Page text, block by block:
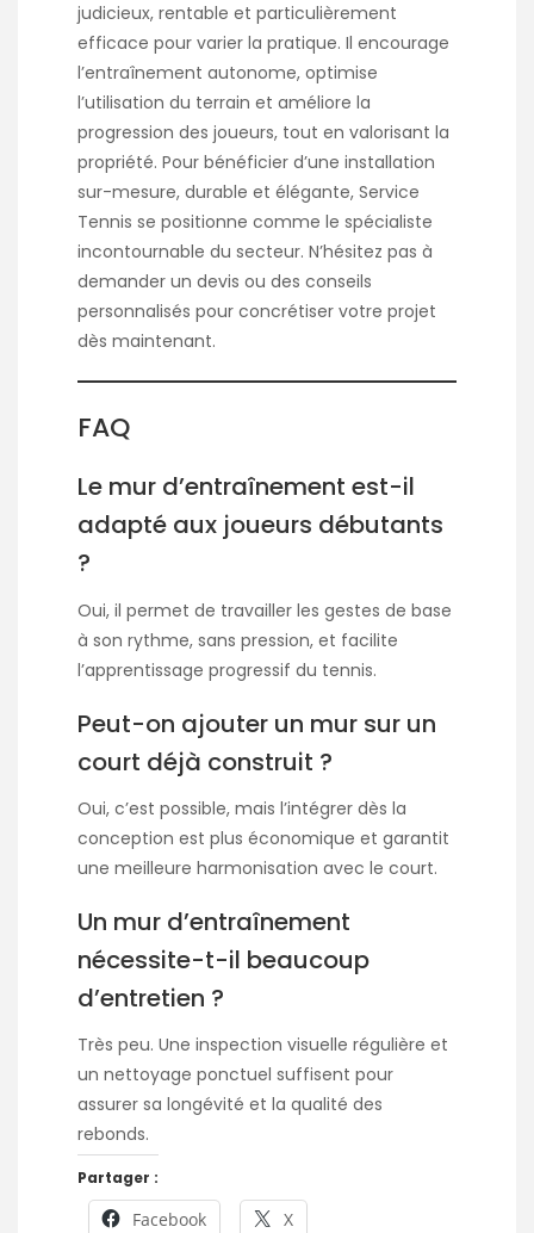
judicieux, rentable et particulièrement
efficace pour varier la pratique. Il encourage
l’entraînement autonome, optimise
l’utilisation du terrain et améliore la
progression des joueurs, tout en valorisant la
propriété. Pour bénéficier d’une installation
sur-mesure, durable et élégante, Service
Tennis se positionne comme le spécialiste
incontournable du secteur. N’hésitez pas à
demander un devis ou des conseils
personnalisés pour concrétiser votre projet
dès maintenant.
FAQ
Le mur d’entraînement est-il
adapté aux joueurs débutants
?
Oui, il permet de travailler les gestes de base
à son rythme, sans pression, et facilite
l’apprentissage progressif du tennis.
Peut-on ajouter un mur sur un
court déjà construit ?
Oui, c’est possible, mais l’intégrer dès la
conception est plus économique et garantit
une meilleure harmonisation avec le court.
Un mur d’entraînement
nécessite-t-il beaucoup
d’entretien ?
Très peu. Une inspection visuelle régulière et
un nettoyage ponctuel suffisent pour
assurer sa longévité et la qualité des
rebonds.
Partager :
Facebook X